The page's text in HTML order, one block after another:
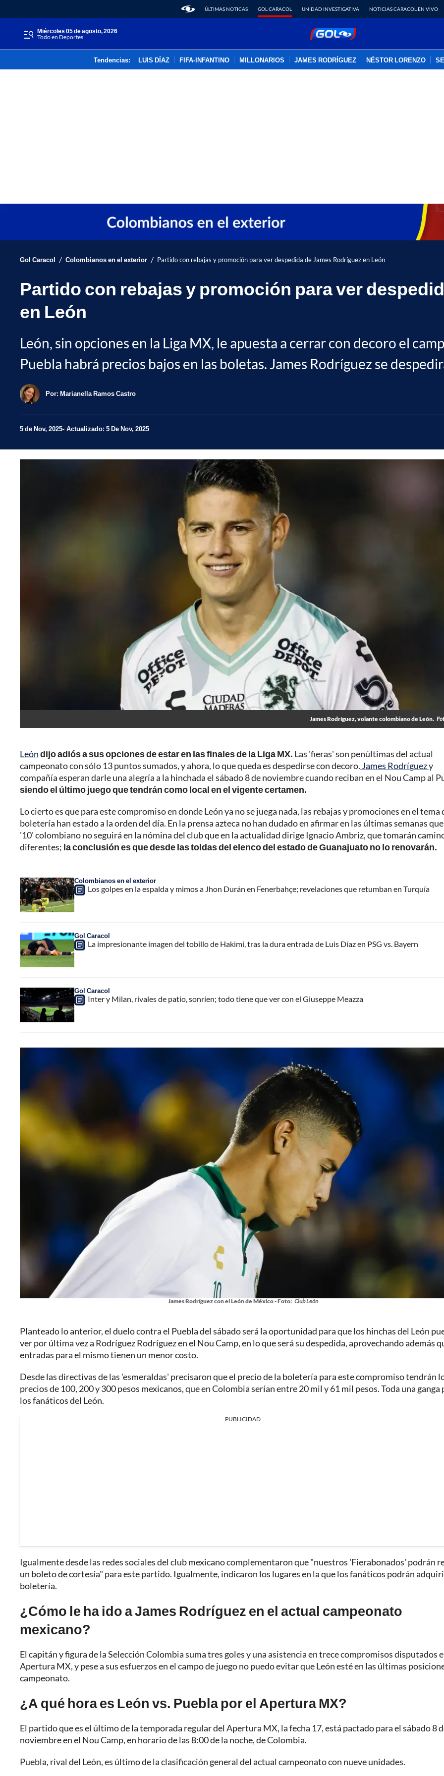
ÚLTIMAS NOTICAS GOL CARACOL UNIDAD INVESTIGATIVA NOTICIAS CARACOL EN VIVO
miércoles 05 de agosto, 2026
Todo en Deportes
Tendencias: LUIS DÍAZ FIFA-INFANTINO MILLONARIOS JAMES RODRÍGUEZ NÉSTOR LORENZO
Gol Caracol / Colombianos en el exterior / Partido con rebajas y promoción para ver despedida de James Rodríguez en León
Partido con rebajas y promoción para ver
en León
León, sin opciones en la Liga MX, le apuesta a cerrar con decoro el
Puebla habrá precios bajos en las boletas. James Rodríguez se
Por: Marianella Ramos Castro
5 de Nov, 2025 Actualizado: 5 De Nov, 2025
James Rodríguez, volante colombiano de León.
Leóndijo adiós a sus opciones de estar en las finales de la Liga MX. Las 'fieras' son penúltimas del actual
campeonato con sólo 13 puntos sumados, y ahora, lo que queda es despedirse con decoro. James Rodríguezy
compañía esperan darle una alegría a la hinchada el sábado 8 de noviembre cuando reciban en el Nou Camp al
siendo el último juego que tendrán como local en el vigente certamen.
Lo cierto es que para este compromiso en donde León ya no se juega nada, las rebajas y promociones en el tema
boletería han estado a la orden del día. En la prensa azteca no han dudado en afirmar en las últimas semanas
'10' colombiano no seguirá en la nómina del club que en la actualidad dirige Ignacio Ambriz, que tomarán
diferentes; la conclusión es que desde las toldas del elenco del estado de Guanajuato no lo renovarán.
Colombianos en el exterior
Los golpes en la espalda y mimos a Jhon Durán en Fenerbahçe; revelaciones que retumban en Turquía
Gol Caracol
La impresionante imagen del tobillo de Hakimi, tras la dura entrada de Luis Díaz en PSG vs. Bayern
Gol Caracol
Inter y Milan, rivales de patio, sonríen; todo tiene que ver con el Giuseppe Meazza
James Rodríguez con el León de México - Foto: Club León
Planteado lo anterior, el duelo contra el Puebla del sábado será la oportunidad para que los hinchas del León
ver por última vez a Rodríguez Rodríguez en el Nou Camp, en lo que será su despedida, aprovechando además
entradas para el mismo tienen un menor costo.
Desde las directivas de las 'esmeraldas' precisaron que el precio de la boletería para este compromiso tendrán
precios de 100, 200 y 300 pesos mexicanos, que en Colombia serían entre 20 mil y 61 mil pesos. Toda una ganga
los fanáticos del León.
PUBLICIDAD
Igualmente desde las redes sociales del club mexicano complementaron que "nuestros 'Fierabonados' podrán
un boleto de cortesía" para este partido. Igualmente, indicaron los lugares en la que los fanáticos podrán
boletería.
¿Cómo le ha ido a James Rodríguez en el actual campeonato
mexicano?
El capitán y figura de la Selección Colombia suma tres goles y una asistencia en trece compromisos disputados
Apertura MX, y pese a sus esfuerzos en el campo de juego no puedo evitar que León esté en las últimas
campeonato.
¿A qué hora es León vs. Puebla por el Apertura MX?
El partido que es el último de la temporada regular del Apertura MX, la fecha 17, está pactado para el sábado 8
noviembre en el Nou Camp, en horario de las 8:00 de la noche, de Colombia.
Puebla, rival del León, es último de la clasificación general del actual campeonato con nueve unidades.